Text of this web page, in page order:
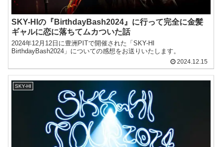
SKY-HIの『BirthdayBash2024』に行って完全に金髪
ギャルに恋に落ちてムカついた話
2024年12月12日に豊洲PITで開催された「SKY-HI
BirthdayBash2024」についての感想をお送りいたします。
2024.12.15
SKY-HI